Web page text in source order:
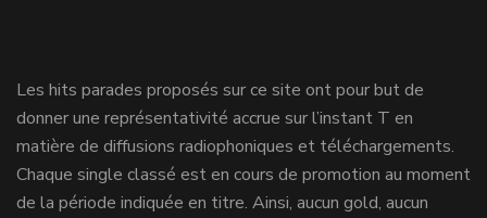
Les hits parades proposés sur ce site ont pour but de
donner une représentativité accrue sur l’instant T en
matière de diffusions radiophoniques et téléchargements.
Chaque single classé est en cours de promotion au moment
de la période indiquée en titre. Ainsi, aucun gold, aucun